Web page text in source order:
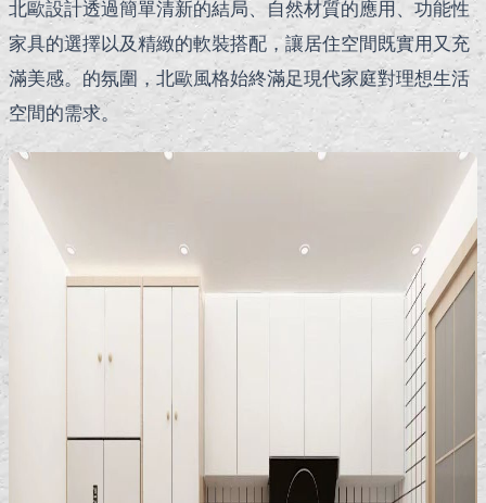
北歐設計透過簡單清新的結局、自然材質的應用、功能性
家具的選擇以及精緻的軟裝搭配，讓居住空間既實用又充
滿美感。的氛圍，北歐風格始終滿足現代家庭對理想生活
空間的需求。